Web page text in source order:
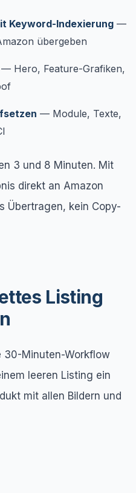
Keyword-Indexierung —
übergeben
— Hero, Feature-Grafiken,
— Module, Texte,
3 und 8 Minuten. Mit
direkt an Amazon
Übertragen, kein Copy-
Listing
30-Minuten-Workflow
leeren Listing ein
mit allen Bildern und